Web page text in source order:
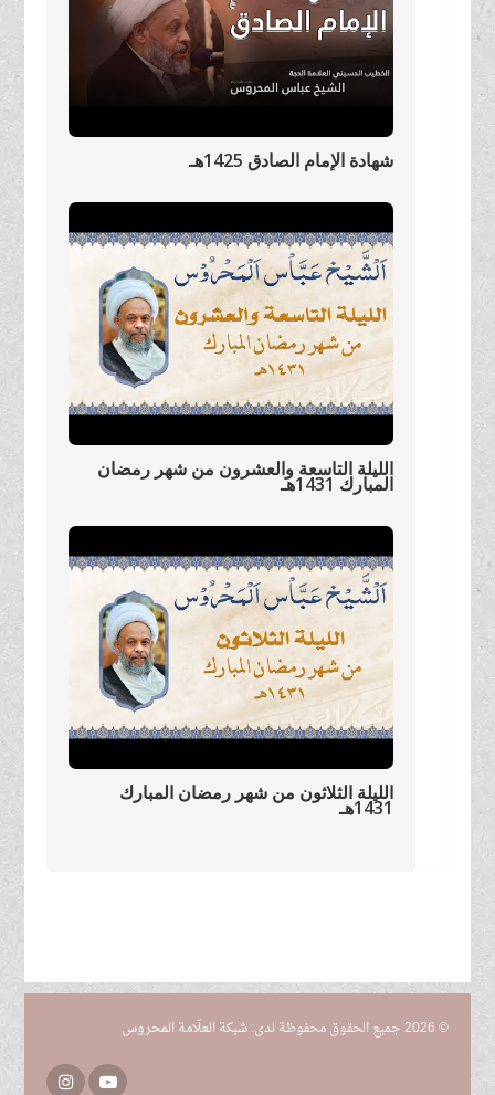
شهادة الإمام الصادق 1425هـ
الليلة التاسعة والعشرون من شهر رمضان
المبارك 1431هـ
الليلة الثلاثون من شهر رمضان المبارك
1431هـ
© 2026 جميع الحقوق محفوظة لدى: شبكة العلّامة المحروس